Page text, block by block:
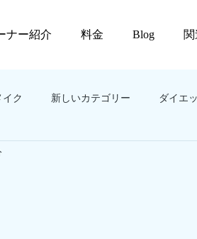
ナー紹介 料金 Blog
ク 新しいカテゴリー ダイエ